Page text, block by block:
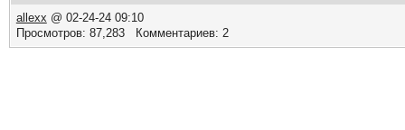
allexx @ 02-24-24 09:10
Просмотров: 87,283 Комментариев: 2